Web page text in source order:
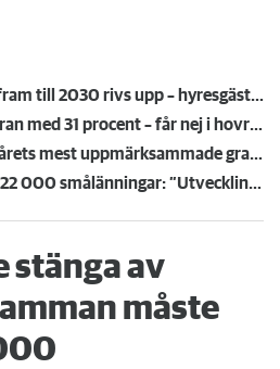
Hyresöverenskommelse fram till 2030 rivs upp – hyresgäster känner sig svikna: "Jag går redan på knäna"
Hyresvärden ville höja hyran med 31 procent – får nej i hovrätten
Starka lästips från 2025 - årets mest uppmärksammade granskningar
Så blir de nya hyrorna för 22 000 smålänningar: ”Utvecklingen går åt rätt håll”
stänga av
måste